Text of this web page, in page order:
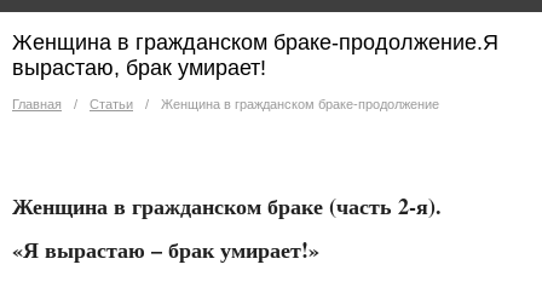
Женщина в гражданском браке-продолжение.Я
вырастаю, брак умирает!
Главная / Статьи / Женщина в гражданском браке-продолжение
Женщина в гражданском браке (часть 2-я).
«Я вырастаю – брак умирает!»